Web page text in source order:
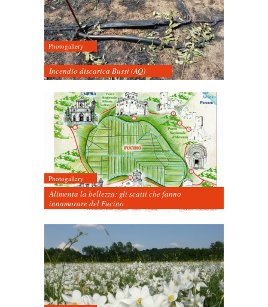
Photogallery
Incendio discarica Bussi (AQ)
Photogallery
Alimenta la bellezza: gli scatti che fanno
innamorare del Fucino